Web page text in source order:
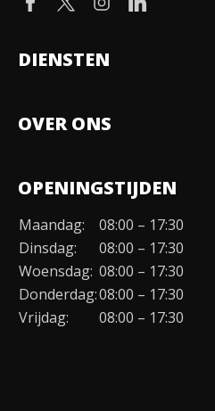
DIENSTEN
OVER ONS
Organisatie
Duurzaamheid
Werken bij
Contact
OPENINGSTIJDEN
Maandag:
08:00 – 17:30
Dinsdag:
08:00 – 17:30
Woensdag: 08:00 – 17:30
Donderdag:08:00 – 17:30
Vrijdag:
08:00 – 17:30